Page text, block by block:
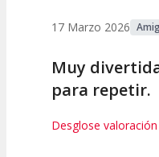
17 Marzo 2026
Muy
para repetir.
Desglose valoración